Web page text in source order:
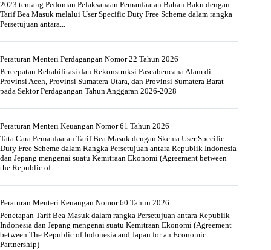
2023 tentang Pedoman Pelaksanaan Pemanfaatan Bahan Baku dengan
Tarif Bea Masuk melalui User Specific Duty Free Scheme dalam rangka
Persetujuan antara...
Peraturan Menteri Perdagangan Nomor 22 Tahun 2026
Percepatan Rehabilitasi dan Rekonstruksi Pascabencana Alam di
Provinsi Aceh, Provinsi Sumatera Utara, dan Provinsi Sumatera Barat
pada Sektor Perdagangan Tahun Anggaran 2026-2028
Peraturan Menteri Keuangan Nomor 61 Tahun 2026
Tata Cara Pemanfaatan Tarif Bea Masuk dengan Skema User Specific
Duty Free Scheme dalam Rangka Persetujuan antara Republik Indonesia
dan Jepang mengenai suatu Kemitraan Ekonomi (Agreement between
the Republic of...
Peraturan Menteri Keuangan Nomor 60 Tahun 2026
Penetapan Tarif Bea Masuk dalam rangka Persetujuan antara Republik
Indonesia dan Jepang mengenai suatu Kemitraan Ekonomi (Agreement
between The Republic of Indonesia and Japan for an Economic
Partnership)